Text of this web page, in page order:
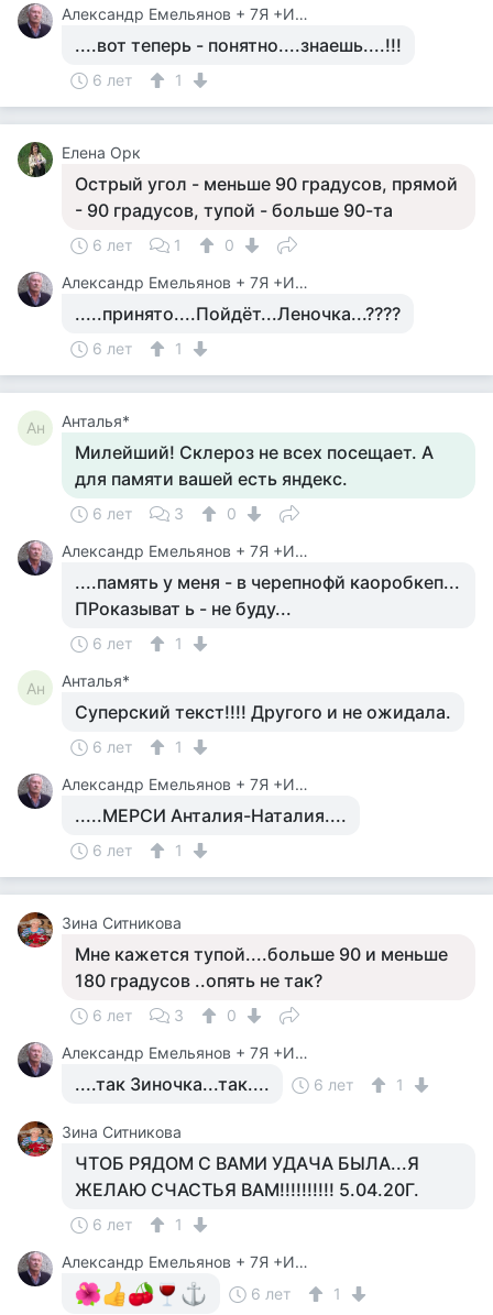
Александр Емельянов + 7Я +Инструктор Туризма
....вот теперь - понятно....знаешь....!!!
6 лет 1
Елена Орк
Острый угол - меньше 90 градусов, прямой
- 90 градусов, тупой - больше 90-та
6 лет 1
0
Александр Емельянов + 7Я +Инструктор Туризма
.....принято....Пойдёт...Леночка...????
6 лет 1
Ан Анталья*
Милейший! Склероз не всех посещает. А
для памяти вашей есть яндекс.
6 лет 3
0
Александр Емельянов + 7Я +Инструктор Туризма
....память у меня - в черепнофй каоробкеп...
ПРоказыват ь - не буду...
6 лет 1
Ан Анталья*
Суперский текст!!!! Другого и не ожидала.
6 лет
1
Александр Емельянов + 7Я +Инструктор Туризма
.....МЕРСИ Анталия-Наталия....
6 лет 1
Зина Ситникова
Мне кажется тупой....больше 90 и меньше
180 градусов ..опять не так?
6 лет 3
0
Александр Емельянов + 7Я +Инструктор Туризма
....так Зиночка...так.... 6 лет 1
Зина Ситникова
ЧТОБ РЯДОМ С ВАМИ УДАЧА БЫЛА...Я
ЖЕЛАЮ СЧАСТЬЯ ВАМ!!!!!!!!!! 5.04.20Г.
6 лет
1
Александр Емельянов + 7Я +Инструктор Туризма
6 лет
1